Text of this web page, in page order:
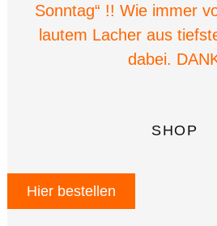
Sonntag“ !! Wie immer
lautem Lacher aus
dabei.
SHOP
Hier bestellen